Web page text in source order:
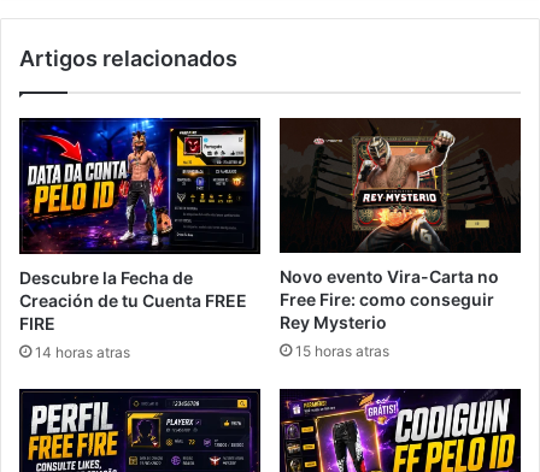
Artigos relacionados
Descubre la Fecha de
Creación de tu Cuenta FREE
FIRE
14 horas atras
Novo evento Vira-Carta no
Free Fire: como conseguir
Rey Mysterio
15 horas atras